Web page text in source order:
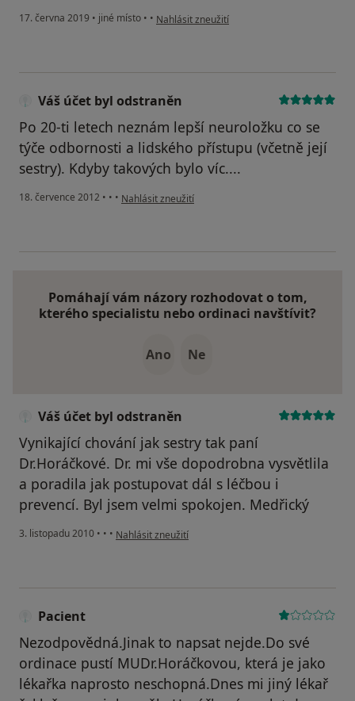
17. června 2019 • jiné místo • • podle názoru uživatele Váš účet byl
Nahlásit zneužití
Váš účet byl odstraněn
Po 20-ti letech neznám lepší neuroložku co se
týče odbornosti a lidského přístupu (včetně její
sestry). Kdyby takových bylo víc....
18. července 2012 • • • podle názoru uživatele Váš účet byl odstraněn
Nahlásit zneužití
Pomáhají vám názory rozhodovat o tom,
kterého specialistu nebo ordinaci navštívit?
Ano Ne
Váš účet byl odstraněn
Vynikající chování jak sestry tak paní
Dr.Horáčkové. Dr. mi vše dopodrobna vysvětlila
a poradila jak postupovat dál s léčbou i
prevencí. Byl jsem velmi spokojen. Medřický
3. listopadu 2010 • • • podle názoru uživatele Váš účet byl odstraněn
Nahlásit zneužití
Pacient
Nezodpovědná.Jinak to napsat nejde.Do své
ordinace pustí MUDr.Horáčkovou, která je jako
lékařka naprosto neschopná.Dnes mi jiný lékař